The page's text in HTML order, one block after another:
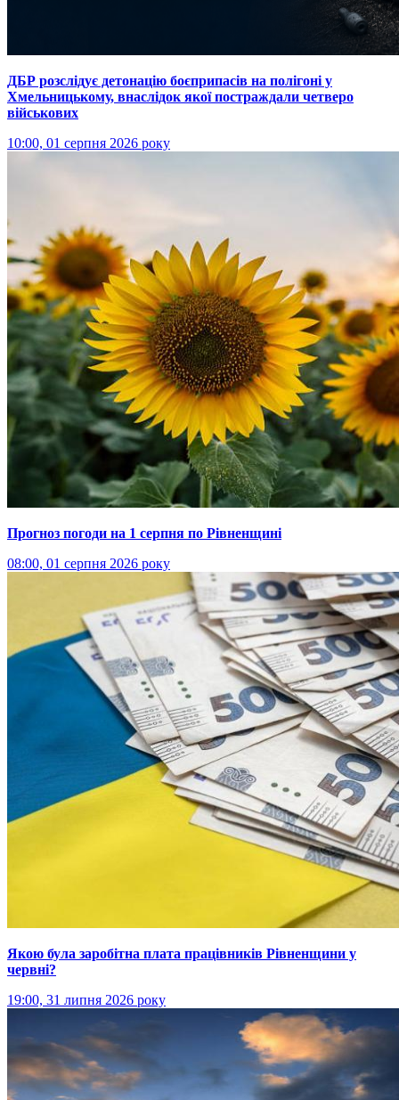
ДБР розслідує детонацію боєприпасів на полігоні у
Хмельницькому, внаслідок якої постраждали четверо
військових
10:00, 01 серпня 2026 року
Прогноз погоди на 1 серпня по Рівненщині
08:00, 01 серпня 2026 року
Якою була заробітна плата працівників Рівненщини у
червні?
19:00, 31 липня 2026 року